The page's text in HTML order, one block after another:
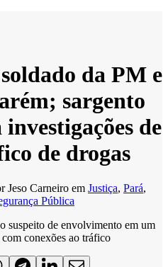
da PM e
sargento
de
de drogas
Jeso Carneiro em Justiça, Pará,
Pública
suspeito de envolvimento em um
conexões ao tráfico